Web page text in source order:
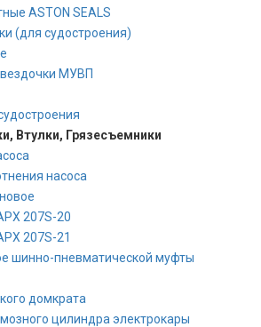
ASTON SEALS
(для судостроения)
МУВП
Втулки, Грязесъемники
насоса
207S-20
207S-21
шинно-пневматической муфты
домкрата
цилиндра электрокары